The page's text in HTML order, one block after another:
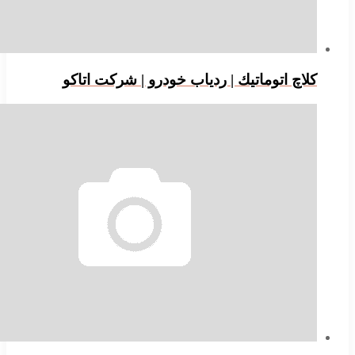
اتوماتيك | ردياب خودرو | شرکت اتاکو